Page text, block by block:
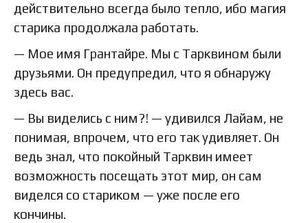
действительно всегда было тепло, ибо магия
старика продолжала работать.
— Мое имя Грантайре. Мы с Тарквином были
друзьями. Он предупредил, что я обнаружу
здесь вас.
— Вы виделись с ним?! — удивился Лайам, не
понимая, впрочем, что его так удивляет. Он
ведь знал, что покойный Тарквин имеет
возможность посещать этот мир, он сам
виделся со стариком — уже после его
кончины.